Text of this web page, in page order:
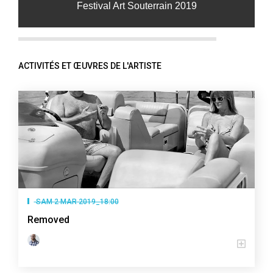
Festival Art Souterrain 2019
ACTIVITÉS ET ŒUVRES DE L'ARTISTE
SAM 2 MAR 2019_18:00
Removed